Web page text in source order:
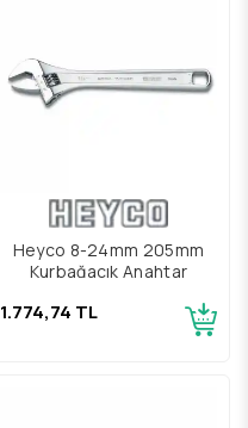
Heyco 8-24mm 205mm
Kurbağacık Anahtar
1.774,74 TL